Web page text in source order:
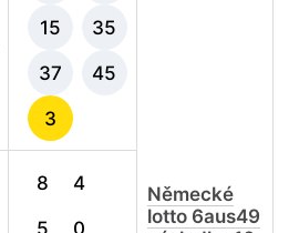
15 35
37 45
3
Německé
lotto 6aus49
8 4
5 0